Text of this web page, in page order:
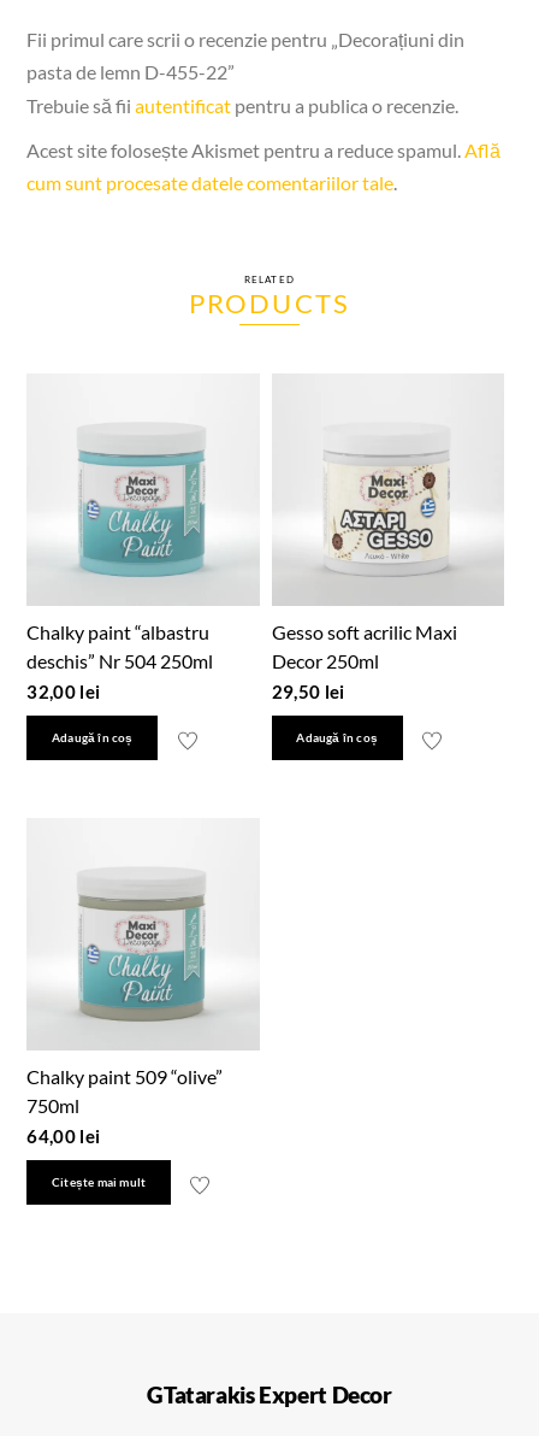
Fii primul care scrii o recenzie pentru „Decorațiuni din
pasta de lemn D-455-22”
Trebuie să fiiautentificat pentru a publica o recenzie.
Acest site folosește Akismet pentru a reduce spamul.Află
cum sunt procesate datele comentariilor tale.
RELATED
PRODUCTS
Chalky paint “albastru
deschis” Nr 504 250ml
32,00 lei
Adaugă în coș
Gesso soft acrilic Maxi
Decor 250ml
29,50 lei
Adaugă în coș
Chalky paint 509 “olive”
750ml
64,00 lei
Citește mai mult
GTatarakis Expert Decor